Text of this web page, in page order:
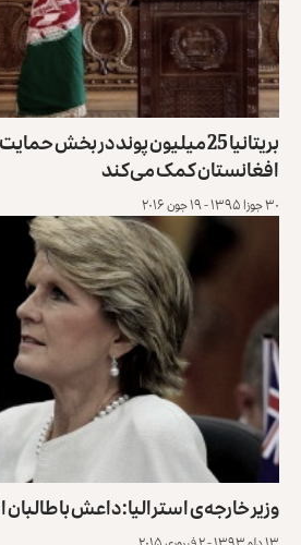
بریتانیا 25 میلیون پوند در بخش
افغانستان کمک می‌کند
۳۰ جوزا ۱۳۹۵ - ۱۹ جون ۲۰۱۶
وزیر خارجه‌ی استرالیا: داعش با طالبان